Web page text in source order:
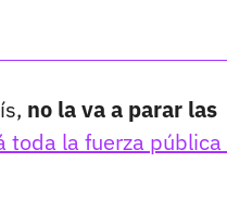
no la va a parar las
toda la fuerza